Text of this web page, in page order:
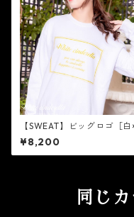
【SWEAT】ビッグロゴ［白
ゴールドラメ］
¥8,200
同じ